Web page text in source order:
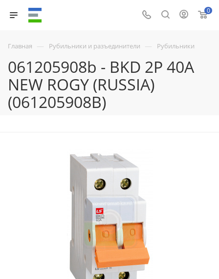
0
Главная — Рубильники и разъединители — Рубильники
061205908b - BKD 2P 40A
NEW ROGY (RUSSIA)
(061205908B)